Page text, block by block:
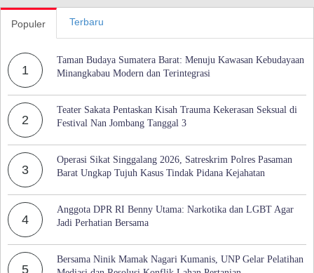
Populer Terbaru
1
Taman Budaya Sumatera Barat: Menuju Kawasan Kebudayaan
Minangkabau Modern dan Terintegrasi
2
Teater Sakata Pentaskan Kisah Trauma Kekerasan Seksual di
Festival Nan Jombang Tanggal 3
3
Operasi Sikat Singgalang 2026, Satreskrim Polres Pasaman
Barat Ungkap Tujuh Kasus Tindak Pidana Kejahatan
4
Anggota DPR RI Benny Utama: Narkotika dan LGBT Agar
Jadi Perhatian Bersama
5
Bersama Ninik Mamak Nagari Kumanis, UNP Gelar Pelatihan